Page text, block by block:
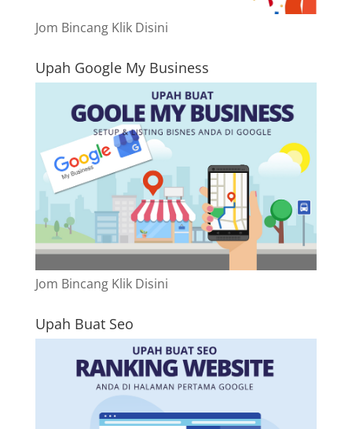
Jom Bincang Klik Disini
Upah Google My Business
Jom Bincang Klik Disini
Upah Buat Seo